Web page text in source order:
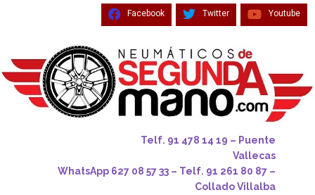
Facebook Twitter Youtube
Telf. 91 478 14 19 – Puente
Vallecas
WhatsApp 627 08 57 33 – Telf. 91 261 80 87 –
Collado Villalba